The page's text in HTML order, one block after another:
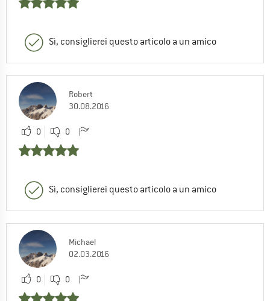
Sì, consiglierei questo articolo a un amico
Robert
30.08.2016
0 0
Sì, consiglierei questo articolo a un amico
Michael
02.03.2016
0 0